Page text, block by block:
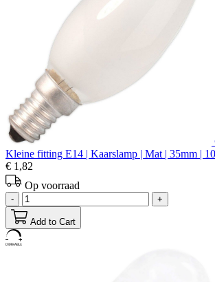
Kleine fitting E14 | Kaarslamp | Mat | 35mm |
€ 1,82
Op voorraad
- +
Add to Cart